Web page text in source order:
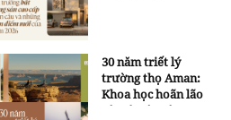
30 năm triết lý
trường thọ Aman:
Khoa học hoãn lão
và trí tuệ ngàn xưa